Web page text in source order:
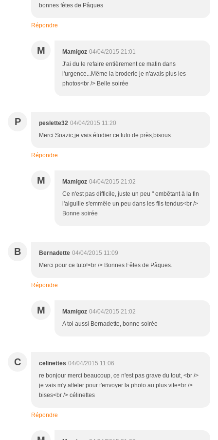
bonnes fêtes de Pâques
Répondre
M Mamigoz 04/04/2015 21:01
J'ai du le refaire entièrement ce matin dans
l'urgence...Même la broderie je n'avais plus les
photos<br /> Belle soirée
P peslette32 04/04/2015 11:20
Merci Soazic,je vais étudier ce tuto de près,bisous.
Répondre
M Mamigoz 04/04/2015 21:02
Ce n'est pas difficile, juste un peu " embêtant à la fin
l'aiguille s'emmêle un peu dans les fils tendus<br />
Bonne soirée
B Bernadette 04/04/2015 11:09
Merci pour ce tuto!<br /> Bonnes Fêtes de Pâques.
Répondre
M Mamigoz 04/04/2015 21:02
A toi aussi Bernadette, bonne soirée
C celinettes 04/04/2015 11:06
re bonjour merci beaucoup, ce n'est pas grave du tout, <br />
je vais m'y atteler pour t'envoyer la photo au plus vite<br />
bises<br /> célinettes
Répondre